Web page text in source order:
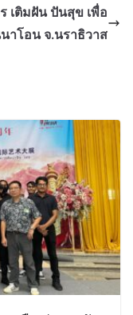
เติมฝัน ปันสุข เพื่อ
าโอน จ.นราธิวาส